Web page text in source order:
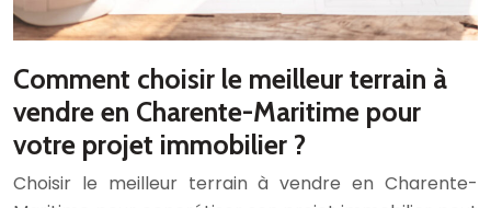
Comment choisir le meilleur terrain à
vendre en Charente-Maritime pour
votre projet immobilier ?
Choisir le meilleur terrain à vendre en Charente-